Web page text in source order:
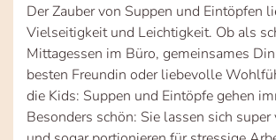
Der Zauber von Suppen und Eintöpfen
Vielseitigkeit und Leichtigkeit. Ob als
Mittagessen im Büro, gemeinsames
besten Freundin oder liebevolle
die Kids: Suppen und Eintöpfe gehen
Besonders schön: Sie lassen sich super